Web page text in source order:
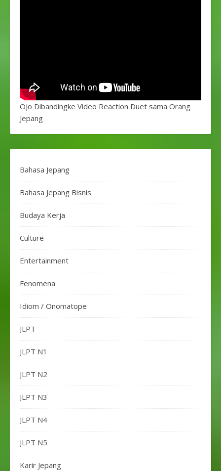
Ojo Dibandingke Video Reaction Duet sama Orang
Jepang
Bahasa Jepang
Bahasa Jepang Bisnis
Budaya Kerja
Culture
Entertainment
Fenomena
Idiom / Onomatope
JLPT
JLPT N1
JLPT N2
JLPT N3
JLPT N4
JLPT N5
Karir Jepang